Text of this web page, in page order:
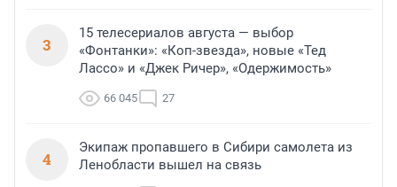
3
15 телесериалов августа — выбор
«Фонтанки»: «Коп-звезда», новые «Тед
Лассо» и «Джек Ричер», «Одержимость»
66 045 27
4
Экипаж пропавшего в Сибири самолета из
Ленобласти вышел на связь